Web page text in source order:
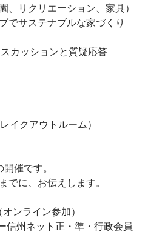
、リクリエーション、家具）
でサステナブルな家づくり
カッションと質疑応答
クアウトルーム）
催です。
でに、お伝えします。
ンライン参加）
信州ネット正・準・行政会員